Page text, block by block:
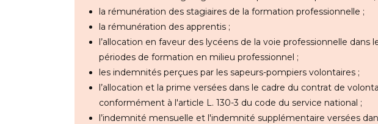
la rémunération des stagiaires de la formation professionnelle ;
la rémunération des apprentis ;
l’allocation en faveur des lycéens de la voie professionnelle dans
périodes de formation en milieu professionnel ;
les indemnités perçues par les sapeurs-pompiers volontaires ;
l’allocation et la prime versées dans le cadre du contrat de
conformément à l'article L. 130-3 du code du service national ;
l’indemnité mensuelle et l'indemnité supplémentaire versées